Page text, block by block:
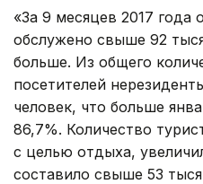
«За 9 месяцев 2017 года
обслужено свыше 92
больше. Из общего
посетителей
человек, что больше
86,7%. Количество
с целью отдыха,
составило свыше 53